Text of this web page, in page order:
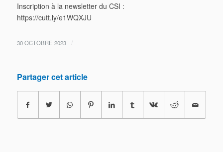
Inscription à la newsletter du CSI :
https://cutt.ly/e1WQXJU
30 OCTOBRE 2023 /
Partager cet article